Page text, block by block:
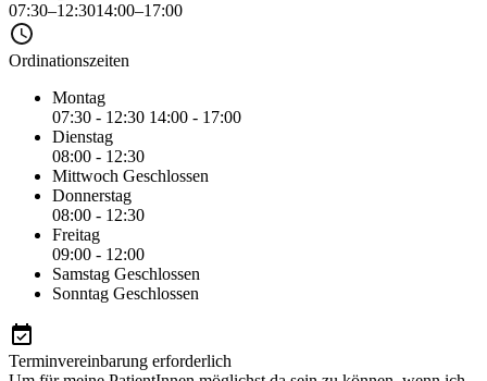
07:30–12:3014:00–17:00
Ordinationszeiten
Montag
07:30 - 12:30 14:00 - 17:00
Dienstag
08:00 - 12:30
Mittwoch Geschlossen
Donnerstag
08:00 - 12:30
Freitag
09:00 - 12:00
Samstag Geschlossen
Sonntag Geschlossen
Terminvereinbarung erforderlich